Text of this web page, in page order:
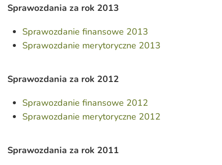
Sprawozdania za rok 2013
Sprawozdanie finansowe 2013
Sprawozdanie merytoryczne 2013
Sprawozdania za rok 2012
Sprawozdanie finansowe 2012
Sprawozdanie merytoryczne 2012
Sprawozdania za rok 2011